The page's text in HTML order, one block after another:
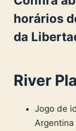
horários
da
River
Jogo de
Argentina